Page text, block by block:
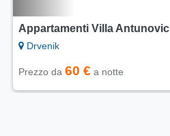
Appartamenti Villa Antunovic
Drvenik
Prezzo da 60 € a notte